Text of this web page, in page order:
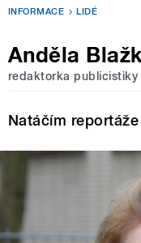
INFORMACE LIDÉ
Anděla
redaktorka publicistiky
Natáčím